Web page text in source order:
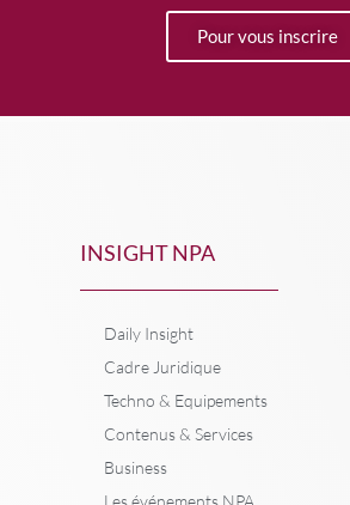
Pour vous inscrire
INSIGHT NPA
Daily Insight
Cadre Juridique
Techno & Equipements
Contenus & Services
Business